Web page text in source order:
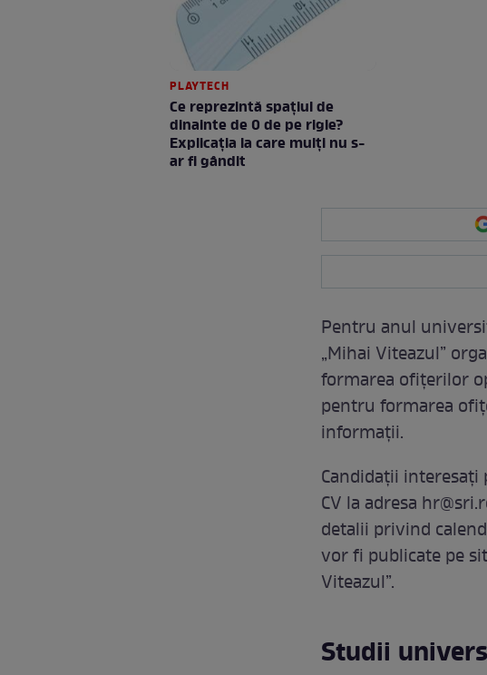
PLAYTECH
Ce reprezintă spaţiul de
dinainte de 0 de pe rigle?
Explicaţia la care mulţi nu s-
ar fi gândit
Pentru anul
„Mihai Viteazul”
formarea ofițerilor
pentru formarea
informații.
Candidații
CV la adresa
detalii privind
vor fi publicate pe
Viteazul”.
Studii